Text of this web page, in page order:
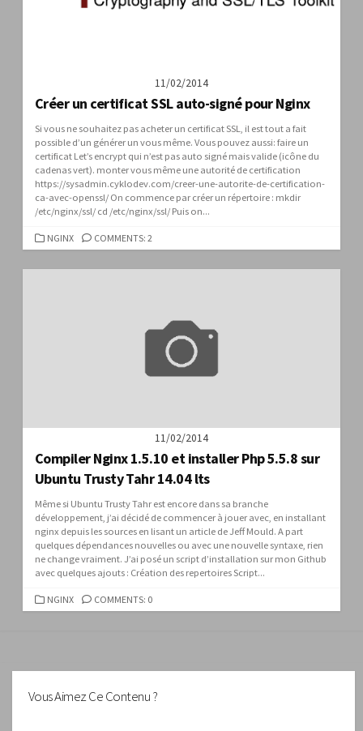
11/02/2014
Créer un certificat SSL auto-signé pour Nginx
Si vous ne souhaitez pas acheter un certificat SSL, il est tout a fait
possible d’un générer un vous même. Vous pouvez aussi: faire un
certificat Let’s encrypt qui n’est pas auto signé mais valide (icône du
cadenas vert). monter vous même une autorité de certification
https://sysadmin.cyklodev.com/creer-une-autorite-de-certification-
ca-avec-openssl/ On commence par créer un répertoire : mkdir
/etc/nginx/ssl/ cd /etc/nginx/ssl/ Puis on...
CATEGORIES
NGINX COMMENTS: 2
11/02/2014
Compiler Nginx 1.5.10 et installer Php 5.5.8 sur
Ubuntu Trusty Tahr 14.04 lts
Même si Ubuntu Trusty Tahr est encore dans sa branche
développement, j’ai décidé de commencer à jouer avec, en installant
nginx depuis les sources en lisant un article de Jeff Mould. A part
quelques dépendances nouvelles ou avec une nouvelle syntaxe, rien
ne change vraiment. J’ai posé un script d’installation sur mon Github
avec quelques ajouts : Création des repertoires Script...
CATEGORIES
NGINX COMMENTS: 0
Vous Aimez Ce Contenu ?